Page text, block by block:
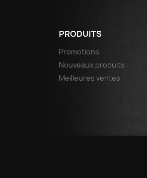
PRODUITS
Promotions
Nouveaux produits
Meilleures ventes